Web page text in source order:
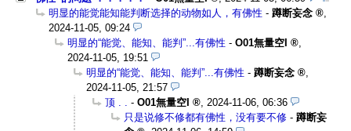
明显的能觉能知能判断选择的动物如人，有佛性 - 蹲断妄念
2024-11-05, 09:24
明显的“能觉、能知、能判”...有佛性 - O01無量空I
2024-11-05, 19:51
明显的“能觉、能知、能判”...有佛性 - 蹲断妄念
2024-11-05, 21:57
顶 . .
- O01無量空I
2024-11-06, 06:36
只是说修不修都有佛性，没有要不修 - 蹲断妄